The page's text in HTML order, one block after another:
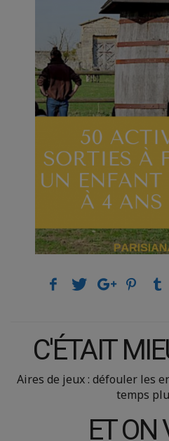
C'ÉTAIT
Aires de jeux : défouler les
temps
ET ON